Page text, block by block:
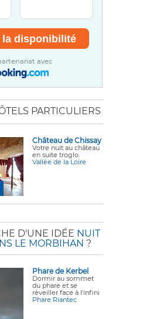
avec
PARTICULIERS
Château de Chissay
Votre nuit au château
en suite troglo.
Vallée de la Loire
D'UNE IDÉE NUIT
LE MORBIHAN ?
Phare de Kerbel
Dormir au sommet
du phare et se
réveiller face à l'infini
Phare Riantec